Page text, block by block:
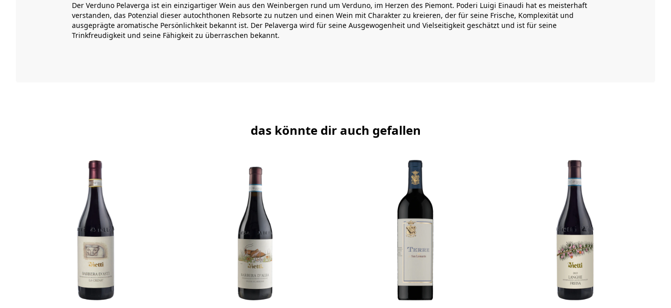
Der Verduno Pelaverga ist ein einzigartiger Wein aus den Weinbergen rund um Verduno, im Herzen des Piemont. Poderi Luigi Einaudi hat es meisterhaft
verstanden, das Potenzial dieser autochthonen Rebsorte zu nutzen und einen Wein mit Charakter zu kreieren, der für seine Frische, Komplexität und
ausgeprägte aromatische Persönlichkeit bekannt ist. Der Pelaverga wird für seine Ausgewogenheit und Vielseitigkeit geschätzt und ist für seine
Trinkfreudigkeit und seine Fähigkeit zu überraschen bekannt.
das könnte dir auch gefallen